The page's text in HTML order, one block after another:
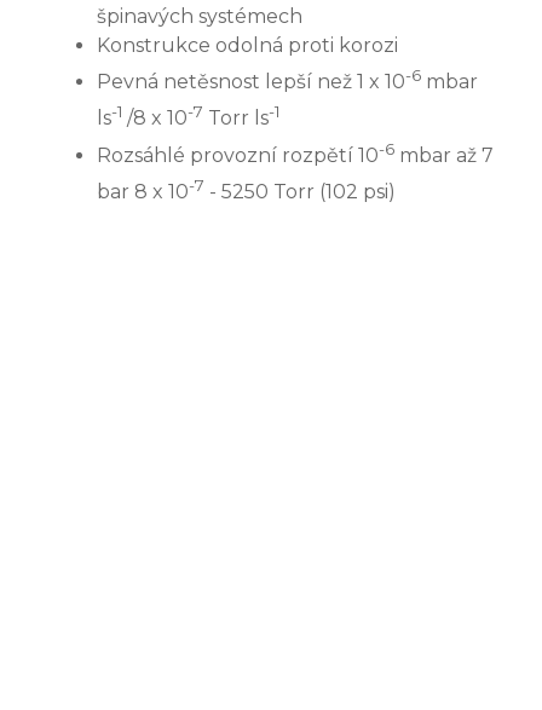
špinavých systémech
Konstrukce odolná proti korozi
Pevná netěsnost lepší než 1 x 10-6 mbar
ls-1 /8 x 10-7 Torr ls-1
Rozsáhlé provozní rozpětí 10-6 mbar až 7
bar 8 x 10-7 - 5250 Torr (102 psi)